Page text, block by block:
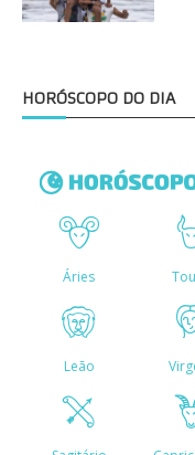
HORÓSCOPO DO DIA